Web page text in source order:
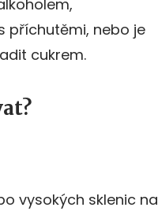
příchutěmi, nebo je
cukrem.
vysokých sklenic na